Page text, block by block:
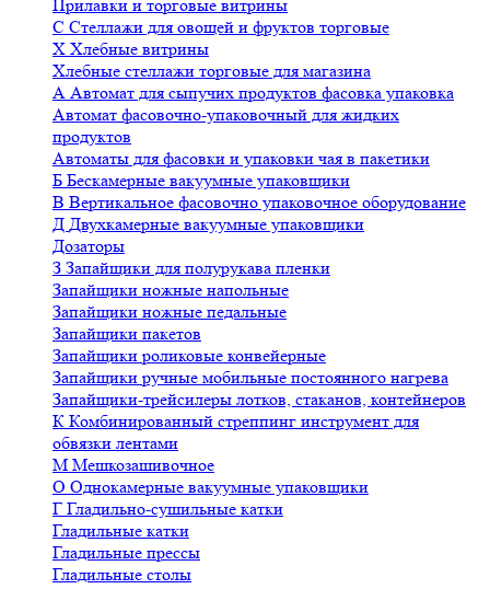
Прилавки и торговые витрины
С Стеллажи для овощей и фруктов торговые
Х Хлебные витрины
Хлебные стеллажи торговые для магазина
А Автомат для сыпучих продуктов фасовка упаковка
Автомат фасовочно-упаковочный для жидких
продуктов
Автоматы для фасовки и упаковки чая в пакетики
Б Бескамерные вакуумные упаковщики
В Вертикальное фасовочно упаковочное оборудование
Д Двухкамерные вакуумные упаковщики
Дозаторы
З Запайщики для полурукава пленки
Запайщики ножные напольные
Запайщики ножные педальные
Запайщики пакетов
Запайщики роликовые конвейерные
Запайщики ручные мобильные постоянного нагрева
Запайщики-трейсилеры лотков, стаканов, контейнеров
К Комбинированный стреппинг инструмент для
обвязки лентами
М Мешкозашивочное
О Однокамерные вакуумные упаковщики
Г Гладильно-сушильные катки
Гладильные катки
Гладильные прессы
Гладильные столы